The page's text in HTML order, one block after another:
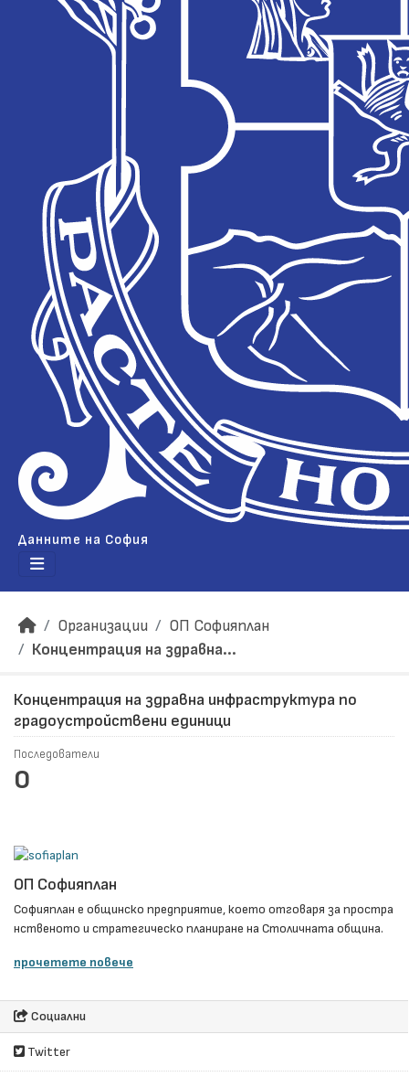
Данните на София
Организации
ОП Софияплан
Концентрация на здравна...
Концентрация на здравна инфраструктура по
градоустройствени единици
Последователи
0
ОП Софияплан
Софияплан e общинско предприятие, което отговаря за простра
нственото и стратегическо планиране на Столичната община.
прочетете повече
Социални
Twitter